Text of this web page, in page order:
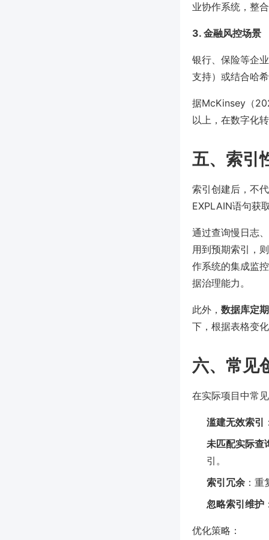
业协作系统，整
3. 金融风控场景
银行、保险等企
支持）或结合哈
据McKinsey（
以上，在数字化
五、索引
索引创建后，不
EXPLAIN语句获
通过查询慢日志
用到预期索引，
作系统的集成监
据治理能力。
此外， 数据库定
下，根据表格变
六、常见
在实际项目中常
滥建无效索引
未匹配实际查
引。
索引冗余 ：
忽略索引维护
优化策略：